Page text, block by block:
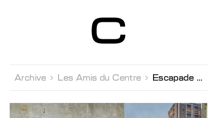
Contemporain
Genève
Archive  Les Amis du Centre  Escapade Culturelle à Bienne